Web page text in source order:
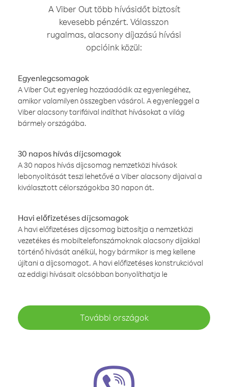
A Viber Out több hívásidőt biztosít
kevesebb pénzért. Válasszon
rugalmas, alacsony díjazású hívási
opcióink közül:
Egyenlegcsomagok
A Viber Out egyenleg hozzáadódik az egyenlegéhez,
amikor valamilyen összegben vásárol. A egyenleggel a
Viber alacsony tarifáival indíthat hívásokat a világ
bármely országába.
30 napos hívás díjcsomagok
A 30 napos hívás díjcsomag nemzetközi hívások
lebonyolítását teszi lehetővé a Viber alacsony díjaival a
kiválasztott célországokba 30 napon át.
Havi előfizetéses díjcsomagok
A havi előfizetéses díjcsomag biztosítja a nemzetközi
vezetékes és mobiltelefonszámoknak alacsony díjakkal
történő hívását anélkül, hogy bármikor is meg kellene
újítani a díjcsomagot. A havi előfizetéses konstrukcióval
az eddigi hívásait olcsóbban bonyolíthatja le
További országok